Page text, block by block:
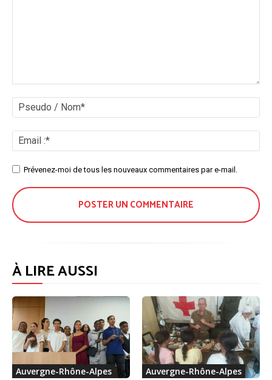
/
:*
SitePrévenez-moi de tous les nouveaux commentaires par e-mail.
À LIRE AUSSI
Auvergne-Rhône-Alpes Auvergne-Rhône-Alpes